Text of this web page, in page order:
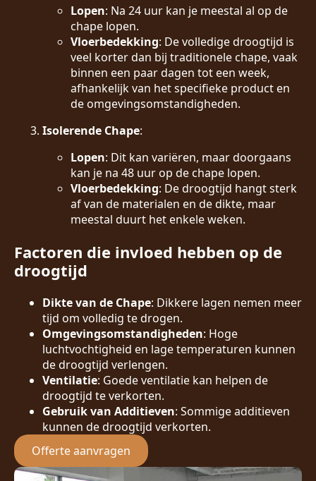
Lopen: Na 24 uur kan je meestal al op de
chape lopen.
Vloerbedekking: De volledige droogtijd is
veel korter dan bij traditionele chape, vaak
binnen een paar dagen tot een week,
afhankelijk van het specifieke product en
de omgevingsomstandigheden.
Isolerende Chape:
Lopen: Dit kan variëren, maar doorgaans
kan je na 48 uur op de chape lopen.
Vloerbedekking: De droogtijd hangt sterk
af van de materialen en de dikte, maar
meestal duurt het enkele weken.
Factoren die invloed hebben op de
droogtijd
Dikte van de Chape: Dikkere lagen nemen meer
tijd om volledig te drogen.
Omgevingsomstandigheden: Hoge
luchtvochtigheid en lage temperaturen kunnen
de droogtijd verlengen.
Ventilatie: Goede ventilatie kan helpen de
droogtijd te verkorten.
Gebruik van Additieven: Sommige additieven
kunnen de droogtijd verkorten.
Offerte aanvragen